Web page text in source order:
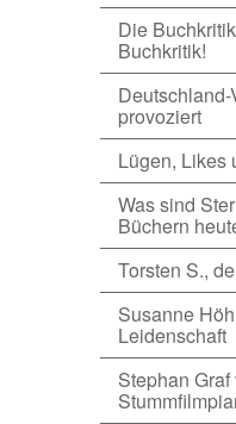
Die
Buchkritik!
provoziert
Lügen, Likes
Was sind
Büchern
Torsten S.,
Susanne
Leidenschaft
Stephan